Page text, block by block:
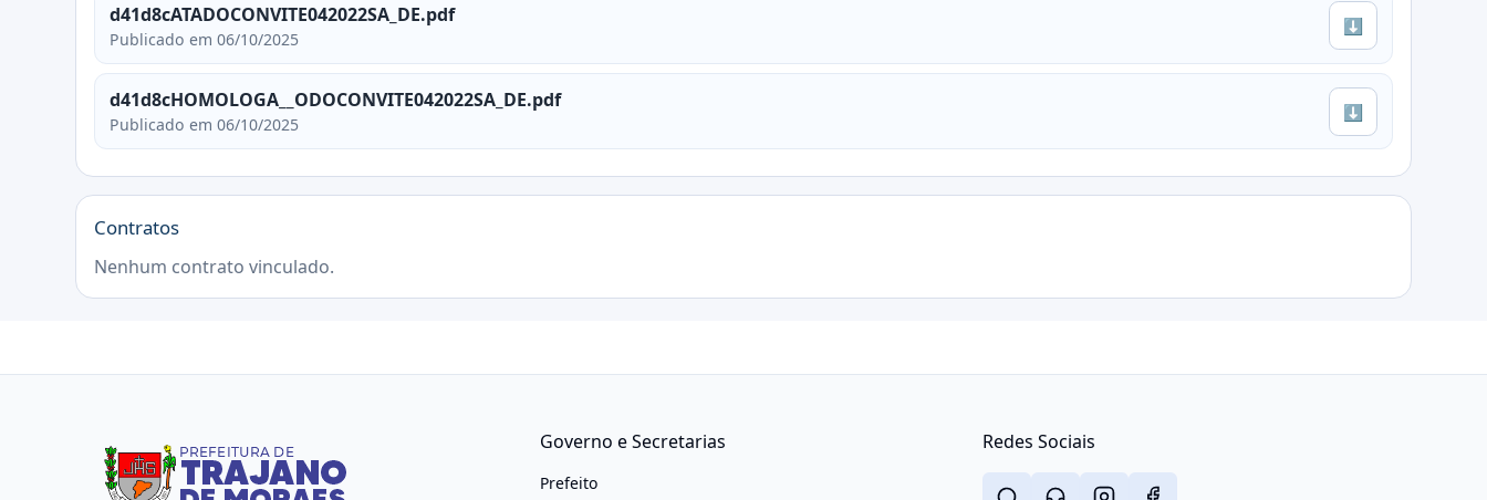
d41d8cATADOCONVITE042022SA_DE.pdf
Publicado em 06/10/2025
⬇
d41d8cHOMOLOGA__ODOCONVITE042022SA_DE.pdf
Publicado em 06/10/2025
⬇
Contratos
Nenhum contrato vinculado.
Governo e Secretarias
Prefeito
Redes Sociais